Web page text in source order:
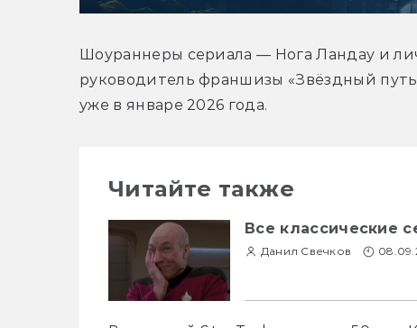
Шоураннеры сериала — Нога Ландау и
руководитель франшизы «Звёздный
уже в январе 2026 года.
Читайте также
Все классические
Данил Свечков